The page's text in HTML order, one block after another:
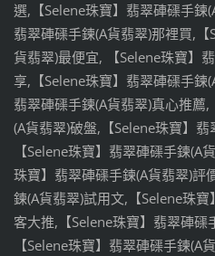
選,【Selene珠寶】翡翠硨磲手鍊
翡翠硨磲手鍊(A貨翡翠)那裡買,
貨翡翠)最便宜, 【Selene珠寶】
享,【Selene珠寶】翡翠硨磲手鍊
翡翠硨磲手鍊(A貨翡翠)真心推薦
(A貨翡翠)破盤,【Selene珠寶】
【Selene珠寶】翡翠硨磲手鍊(A
珠寶】翡翠硨磲手鍊(A貨翡翠)評
鍊(A貨翡翠)試用文,【Selene珠
客大推,【Selene珠寶】翡翠硨磲
【Selene珠寶】翡翠硨磲手鍊(A